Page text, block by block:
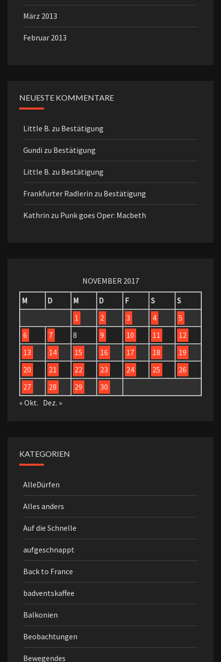
März 2013
Februar 2013
NEUESTE KOMMENTARE
Little B. zu Bestätigung
Gundi zu Bestätigung
Little B. zu Bestätigung
Frankfurter Radlerin zu Bestätigung
Kathrin zu Punk goes Oper: Macbeth
NOVEMBER 2017
M
D M D F S
S
1
2 3 4
5
6
7 8 9 10 11
12
13
14 15 16 17 18
19
20
21 22 23 24 25
26
27
28 29
30
« Okt. Dez. »
KATEGORIEN
AlleDürfen
Alles anders
Auf die Schnelle
aufgeschnappt
Back to France
badventskaffee
Balkonien
Beobachtungen
Bewegendes